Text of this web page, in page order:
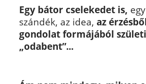
Egy bátor cselekedet is,
szándék, az idea, az
gondolat formájából
„odabent”...